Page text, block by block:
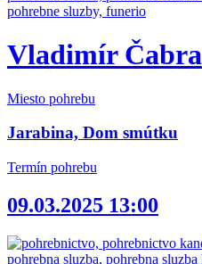
Vladimír Čabra
Miesto pohrebu
Jarabina, Dom smútku
Termín pohrebu
09.03.2025 13:00